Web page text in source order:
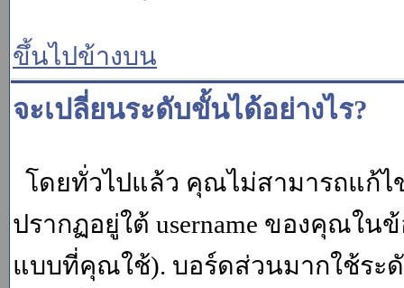
ขึ้นไปข้างบน
จะเปลี่ยนระดับขั้นได้อย่างไร?
โดยทั่วไปแล้ว คุณไม่สามารถแก้
ปรากฏอยู่ใต้ username ของคุณใ
แบบที่คุณใช้). บอร์ดส่วนมากใช้ร